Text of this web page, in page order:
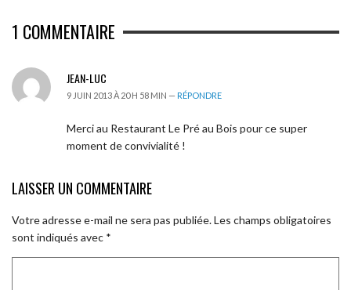
1 COMMENTAIRE
JEAN-LUC
9 JUIN 2013 À 20 H 58 MIN — RÉPONDRE
Merci au Restaurant Le Pré au Bois pour ce super
moment de convivialité !
LAISSER UN COMMENTAIRE
Votre adresse e-mail ne sera pas publiée.Les champs obligatoires
sont indiqués avec *